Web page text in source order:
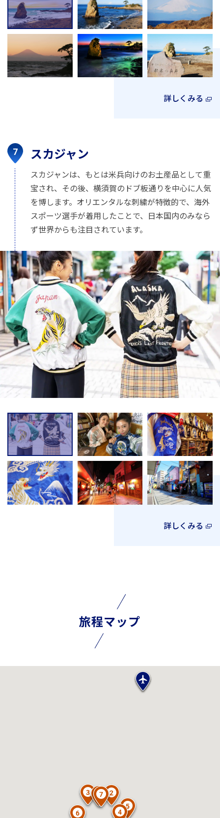
詳しくみる
スカジャン
スカジャンは、もとは米兵向けのお土産品として重
宝され、その後、横須賀のドブ板通りを中心に人気
を博します。オリエンタルな刺繍が特徴的で、海外
スポーツ選手が着用したことで、日本国内のみなら
ず世界からも注目されています。
詳しくみる
旅程マップ